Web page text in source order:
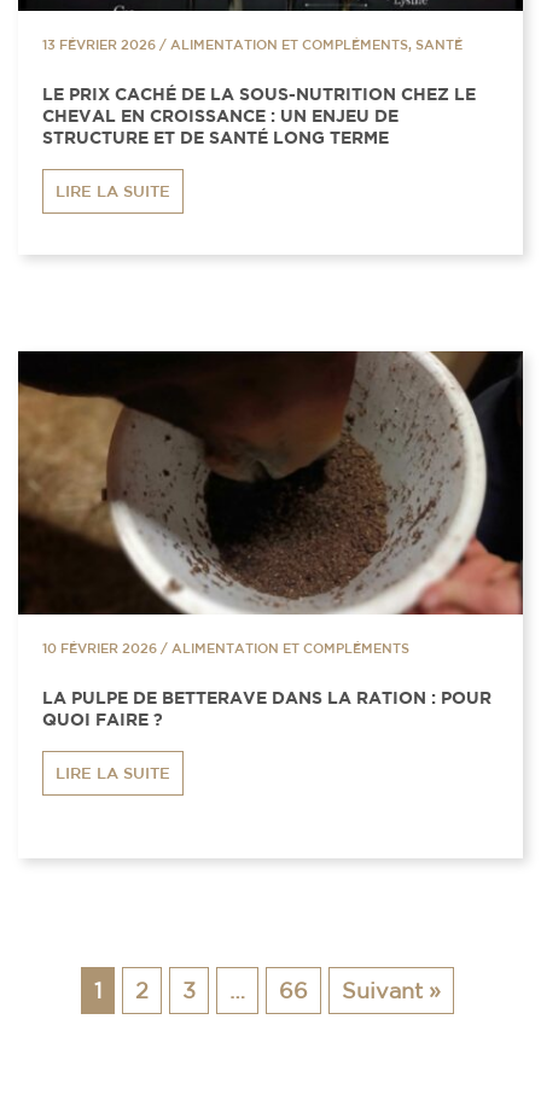
13 FÉVRIER 2026 / ALIMENTATION ET COMPLÉMENTS, SANTÉ
LE PRIX CACHÉ DE LA SOUS-NUTRITION CHEZ LE
CHEVAL EN CROISSANCE : UN ENJEU DE
STRUCTURE ET DE SANTÉ LONG TERME
LIRE LA SUITE
10 FÉVRIER 2026 / ALIMENTATION ET COMPLÉMENTS
LA PULPE DE BETTERAVE DANS LA RATION : POUR
QUOI FAIRE ?
LIRE LA SUITE
1 2 3 … 66 Suivant »